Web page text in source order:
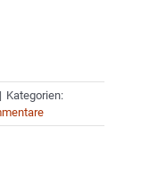
| Kategorien: